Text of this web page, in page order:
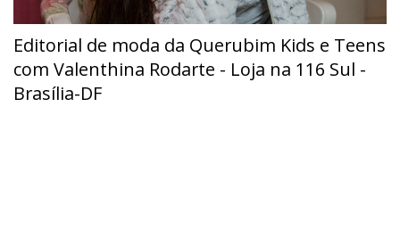
Editorial de moda da Querubim Kids e Teens
com Valenthina Rodarte - Loja na 116 Sul -
Brasília-DF